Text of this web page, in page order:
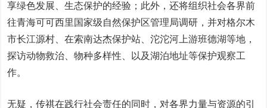
享绿色发展、生态保护的经验；此外，还将组织社会各界前
往青海可可西里国家级自然保护区管理局调研，并对格尔木
市长江源村、在索南达杰保护站、沱沱河上游班德湖等地，
探访动物救治、物种多样性、以及湖泊地址等保护观察工
作。
无疑，传祺在践行社会责任的同时，对各界力量与资源的引